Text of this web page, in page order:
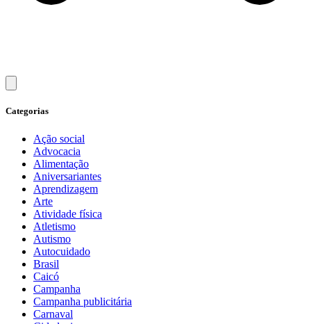
Categorias
Ação social
Advocacia
Alimentação
Aniversariantes
Aprendizagem
Arte
Atividade física
Atletismo
Autismo
Autocuidado
Brasil
Caicó
Campanha
Campanha publicitária
Carnaval